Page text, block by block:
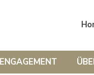
ENGAGEMENT